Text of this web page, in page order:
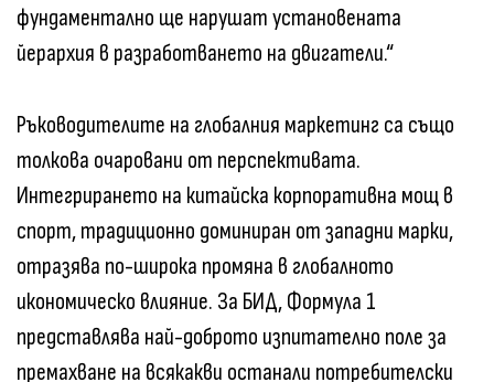
фундаментално ще нарушат установената
йерархия в разработването на двигатели.“
Ръководителите на глобалния маркетинг са също
толкова очаровани от перспективата.
Интегрирането на китайска корпоративна мощ в
спорт, традиционно доминиран от западни марки,
отразява по-широка промяна в глобалното
икономическо влияние. За БИД, Формула 1
представлява най-доброто изпитателно поле за
премахване на всякакви останали потребителски